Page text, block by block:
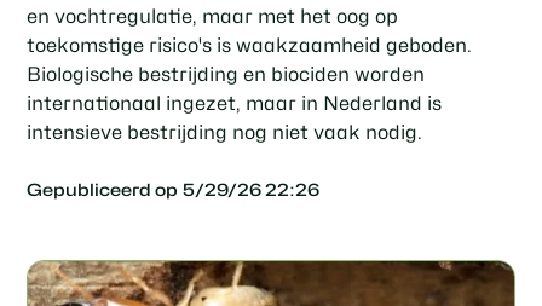
en vochtregulatie, maar met het oog op
toekomstige risico's is waakzaamheid geboden.
Biologische bestrijding en biociden worden
internationaal ingezet, maar in Nederland is
intensieve bestrijding nog niet vaak nodig.
Gepubliceerd op 5/29/26 22:26